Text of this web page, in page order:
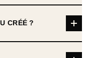
CRÉÉ ?